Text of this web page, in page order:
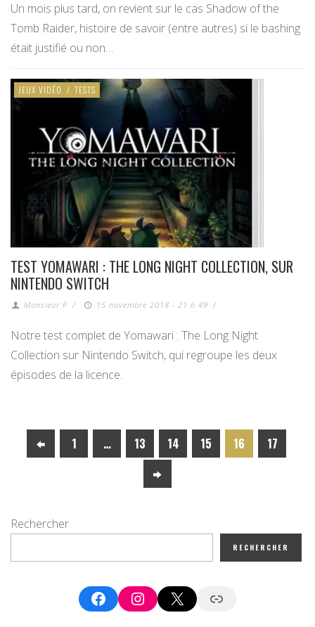
Un mois plus tard, on revient sur le cas Shadow of the
Tomb Raider, histoire de savoir (entre autres) si le bashing
était justifié ou non…
JEUX VIDÉO / TESTS
TEST YOMAWARI : THE LONG NIGHT COLLECTION, SUR
NINTENDO SWITCH
Monsieur P / 15 novembre 2018 - 21 h 49 /
Notre test complet de Yomawari : The Long Night
Collection sur Nintendo Switch, qui regroupe les deux
épisodes de la licence.
1 … 13 14 15 16 17
Rechercher
RECHERCHER
FacebookInstagram
X Google News